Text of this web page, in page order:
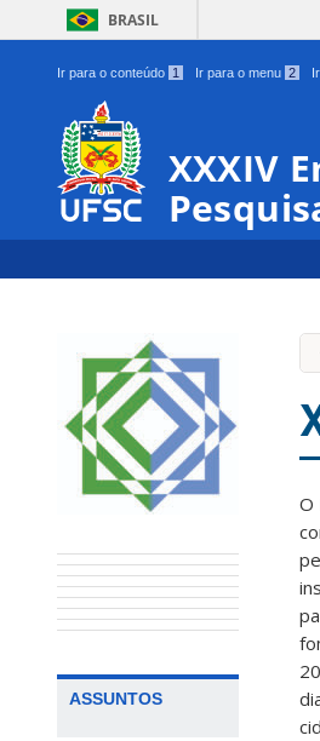
BRASIL
Ir para o conteúdo 1 Ir para o menu 2
XXXIV
ASSUNTOS
O